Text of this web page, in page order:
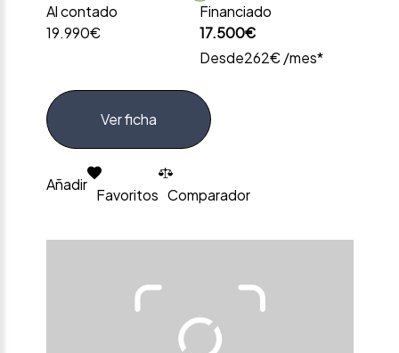
Al contado
19.990€
Financiado
17.500€
Desde262€ /mes*
Ver ficha
Añadir
Favoritos Comparador